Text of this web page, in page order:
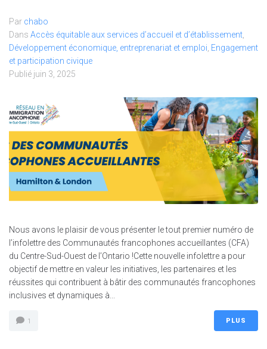
Par chabo
Dans Accès équitable aux services d’accueil et d’établissement,
Développement économique, entreprenariat et emploi, Engagement
et participation civique
Publié juin 3, 2025
Nous avons le plaisir de vous présenter le tout premier numéro de
l’infolettre des Communautés francophones accueillantes (CFA)
du Centre-Sud-Ouest de l’Ontario !Cette nouvelle infolettre a pour
objectif de mettre en valeur les initiatives, les partenaires et les
réussites qui contribuent à bâtir des communautés francophones
inclusives et dynamiques à...
1 PLUS